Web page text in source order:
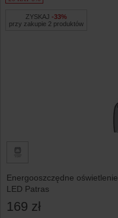
ZYSKAJ -33%
przy zakupie 2 produktów
Energooszczędne oświetlenie
LED Patras
169 zł